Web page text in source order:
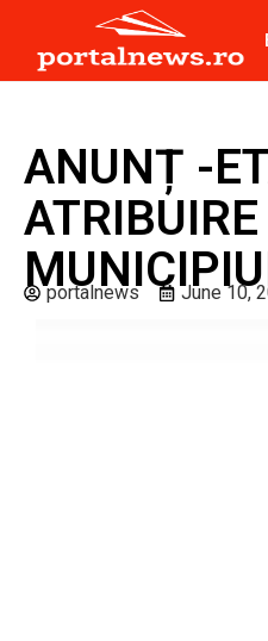
ANUNȚ -
portalnews June 10,